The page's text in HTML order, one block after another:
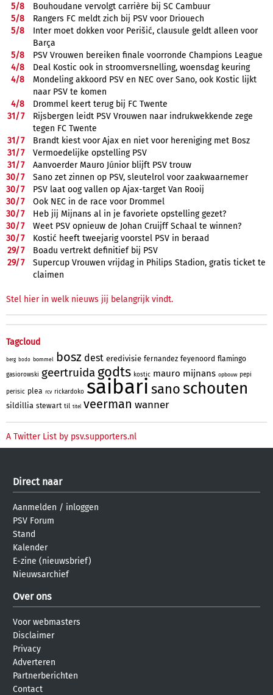
5/8
Bouhoudane vervolgt carrière bij SC Cambuur
5/8
Rangers FC meldt zich bij PSV voor Driouech
5/8
Inter moet dokken voor Perišić, clausule geldt alleen voor
Barça
5/8
PSV Vrouwen bereiken finale voorronde Champions League
4/8
Deal Kostic ook in stroomversnelling, woensdag keuring
4/8
Mondeling akkoord PSV en NEC over Sano, ook Kostic lijkt
naar PSV te komen
4/8
Drommel keert terug bij FC Twente
31/7
Rijsbergen leidt PSV Vrouwen naar indrukwekkende zege
tegen FC Twente
31/7
Brandt kiest voor Ajax en niet voor hereniging met Bosz
31/7
Vermoedelijke opstelling PSV
31/7
Aanvoerder Mauro Júnior blijft PSV trouw
30/7
Sano zet zinnen op PSV, sleutelrol voor zaakwaarnemer
30/7
PSV laat oog vallen op Ajax-target Van Rooij
30/7
Ook NEC in de race voor Drommel
30/7
Heb jij Mijnans al in je favoriete opstelling gezet?
30/7
Weet PSV opnieuw de Johan Cruijff Schaal te winnen?
30/7
Kostić heeft tweejarig voorstel PSV in beraad
29/7
Boadu vertrekt definitief bij PSV
29/7
Supercup Vrouwen vrijdag in Philips Stadion, gratis ticket te
claimen
Stel hier in welk nieuws jij belangrijk vindt.
Tagcloud
berg bodo bommel bosz dest eredivisie fernandez feyenoord flamingo
gasiorowski geertruida godts kostic mauro mijnans opbouw pepi
perisic plea rcv rickardoko saibari sanoschouten
sildillia stewart til titel veerman wanner
A Twitter List by psv.supporters.nl
Direct naar
Aanmelden / inloggen
PSV Forum
Stand
Kalender
E-zine (nieuwsbrief)
Nieuwsarchief
Over ons
Voor webmasters
Disclaimer
Privacy
Adverteren
Partnerberichten
Contact